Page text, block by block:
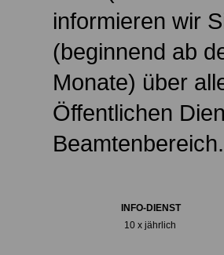
informieren wir
(beginnend ab
Monate) über
Öffentlichen
Beamtenbereich.
INFO-DIENST
10 x jährlich